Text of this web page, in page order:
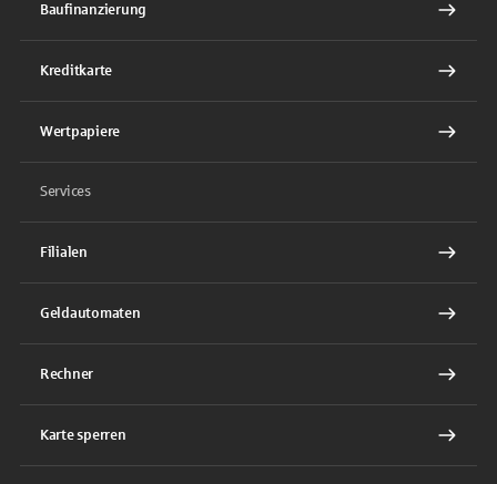
Baufinanzierung
Kreditkarte
Wertpapiere
Services
Filialen
Geldautomaten
Rechner
Karte sperren